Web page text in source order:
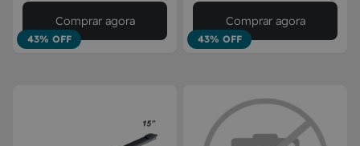
43% OFF
Comprar agora
43% OFF
Comprar agora